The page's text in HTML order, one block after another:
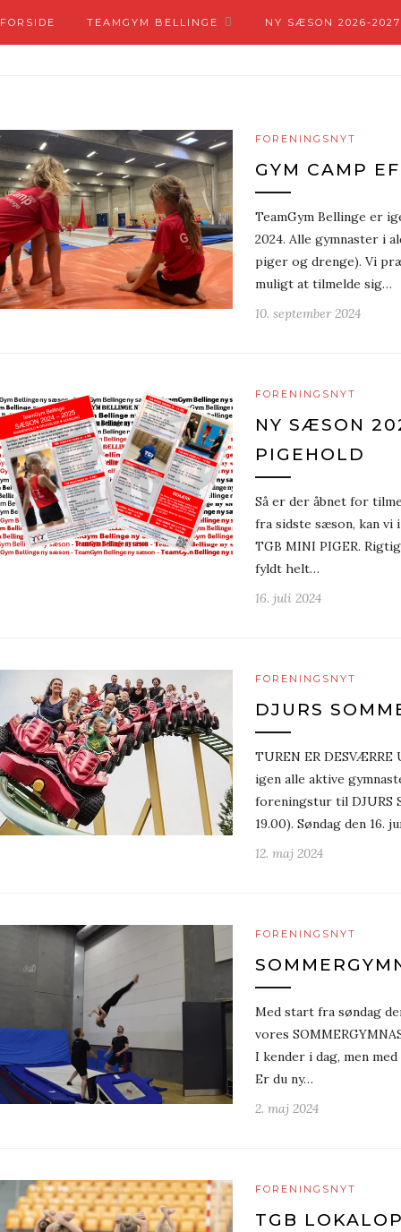
FORSIDE TEAMGYM BELLINGE NY SÆSON 2026-2027
FORENINGSNYT
GYM CAMP
TeamGym Bellinge er
2024. Alle gymnaster i
piger og drenge). Vi
muligt at tilmelde sig…
10. september 2024
FORENINGSNYT
NY SÆSON
PIGEHOLD
Så er der åbnet for
fra sidste sæson, kan vi
TGB MINI PIGER.
fyldt helt…
16. juli 2024
FORENINGSNYT
DJURS
TUREN ER
igen alle aktive
foreningstur til DJURS
19.00). Søndag den 16.
12. maj 2024
FORENINGSNYT
Med start fra søndag
vores
I kender i dag, men
Er du ny…
2. maj 2024
FORENINGSNYT
TGB